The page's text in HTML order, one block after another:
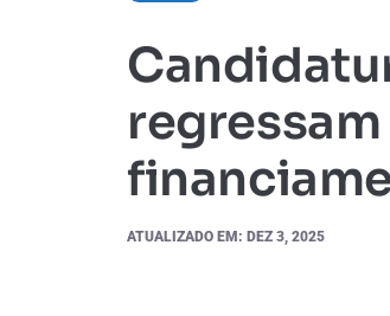
ATUALIZADO EM: DEZ 3, 2025